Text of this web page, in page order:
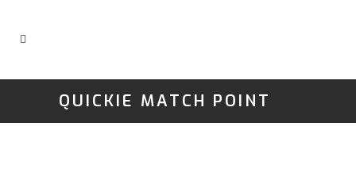
QUICKIE MATCH POINT